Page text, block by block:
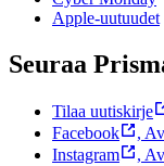
Apple-uutuudet
Seuraa
Tilaa uutiskirje
Facebook
,
Instagram
,